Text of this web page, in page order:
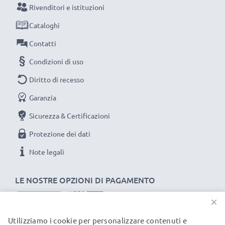
scarti superflui.
Scegli CELLONIC, scegli la lunga durata e l'efficienza,
non fare compromessi sulla qualità: ordina ora!
LE NOSTRE OPZIONI DI PAGAMENTO
Rivenditori e istituzioni
Cataloghi
Contatti
Condizioni di uso
Diritto di recesso
Garanzia
Sicurezza & Certificazioni
Protezione dei dati
Note legali
I NOSTRI PARTNER DI SPEDIZIONE
×
Utilizziamo i cookie per personalizzare contenuti e